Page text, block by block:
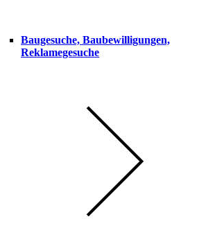
Baugesuche, Baubewilligungen,
Reklamegesuche